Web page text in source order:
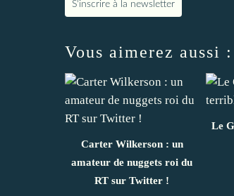
S'inscrire à la newsletter
Vous aimerez aussi :
Carter Wilkerson : un
amateur de nuggets roi du
RT sur Twitter !
Le